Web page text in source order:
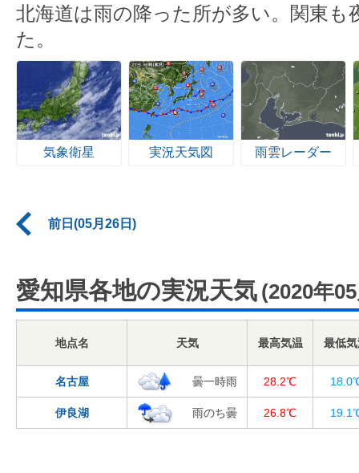
北海道は雨の降った所が多い。関東も
た。
気象衛星 実況天気図 雨雲レーダー
前日(05月26日)
愛知県各地の実況天気 (2020年
地点名 天気 最高気温 最低
名古屋 曇一時雨 28.2℃
伊良湖 雨のち曇 26.8℃